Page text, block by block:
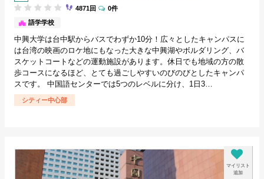
台中/台湾
語学学校
4871回 0件
中興大学は台中駅からバスでわずか10分！広々としたキャンパスに
は台湾の映画のロケ地にもなった大きな中興湖やボルダリング、バ
スケットコートなどの運動施設があります。休日でも地域の方の散
歩コースになるほど、とても過ごしやすいのびのびとしたキャンパ
スです。 中国語センターでは5つのレベルに分け、1日3…
シティー中心部
マイリスト
追加